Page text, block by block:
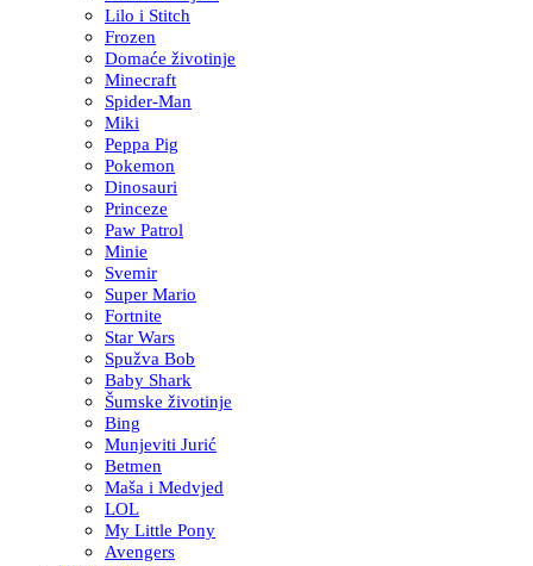
Lilo i Stitch
Frozen
Domaće životinje
Minecraft
Spider-Man
Miki
Peppa Pig
Pokemon
Dinosauri
Princeze
Paw Patrol
Minie
Svemir
Super Mario
Fortnite
Star Wars
Spužva Bob
Baby Shark
Šumske životinje
Bing
Munjeviti Jurić
Betmen
Maša i Medvjed
LOL
My Little Pony
Avengers